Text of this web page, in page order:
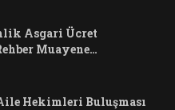
Asgari Ücret
Muayene…
Hekimleri Buluşması